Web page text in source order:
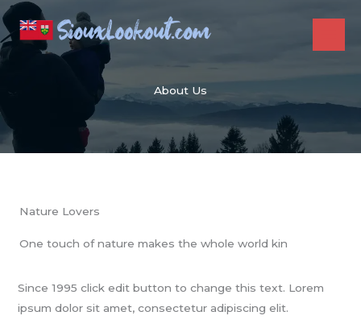
Skip
to
content
About Us
Nature Lovers
One touch of nature makes the whole world kin
Since 1995 click edit button to change this text. Lorem
ipsum dolor sit amet, consectetur adipiscing elit.